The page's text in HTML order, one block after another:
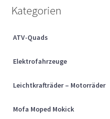
Über uns
Vertrag widerrufen
Widerrufsbelehrung
Cart
Checkout
Kategorien
ATV-Quads
Elektrofahrzeuge
Leichtkrafträder – Motorräder
Mofa Moped Mokick